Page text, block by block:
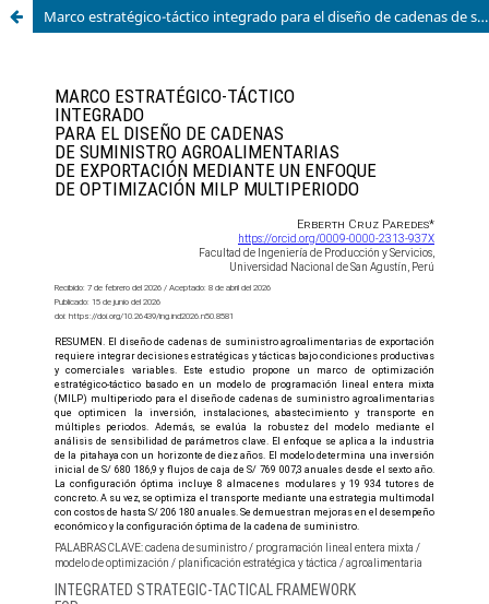
Marco estratégico-táctico integrado para el diseño de cadenas de suministro agroalimentarias de exportación mediante un enfoque de optimización MILP multiperiodo